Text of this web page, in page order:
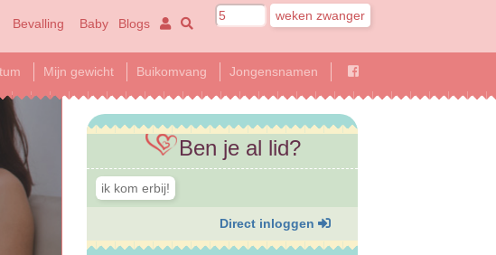
Bevalling Baby Blogs
Mijn gewicht Buikomvang Jongensnamen
Ben je al lid?
Direct inloggen